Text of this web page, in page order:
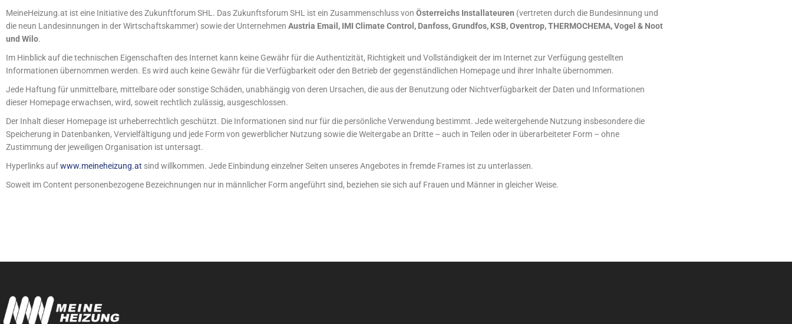
MeineHeizung.at ist eine Initiative des Zukunftforum SHL. Das Zukunftsforum SHL ist ein Zusammenschluss von Österreichs Installateuren (vertreten durch die Bundesinnung und
die neun Landesinnungen in der Wirtschaftskammer) sowie der Unternehmen Austria Email, IMI Climate Control, Danfoss, Grundfos, KSB, Oventrop, THERMOCHEMA, Vogel & Noot
und Wilo.
Im Hinblick auf die technischen Eigenschaften des Internet kann keine Gewähr für die Authentizität, Richtigkeit und Vollständigkeit der im Internet zur Verfügung gestellten
Informationen übernommen werden. Es wird auch keine Gewähr für die Verfügbarkeit oder den Betrieb der gegenständlichen Homepage und ihrer Inhalte übernommen.
Jede Haftung für unmittelbare, mittelbare oder sonstige Schäden, unabhängig von deren Ursachen, die aus der Benutzung oder Nichtverfügbarkeit der Daten und Informationen
dieser Homepage erwachsen, wird, soweit rechtlich zulässig, ausgeschlossen.
Der Inhalt dieser Homepage ist urheberrechtlich geschützt. Die Informationen sind nur für die persönliche Verwendung bestimmt. Jede weitergehende Nutzung insbesondere die
Speicherung in Datenbanken, Vervielfältigung und jede Form von gewerblicher Nutzung sowie die Weitergabe an Dritte – auch in Teilen oder in überarbeiteter Form – ohne
Zustimmung der jeweiligen Organisation ist untersagt.
Hyperlinks aufwww.meineheizung.at sind willkommen. Jede Einbindung einzelner Seiten unseres Angebotes in fremde Frames ist zu unterlassen.
Soweit im Content personenbezogene Bezeichnungen nur in männlicher Form angeführt sind, beziehen sie sich auf Frauen und Männer in gleicher Weise.